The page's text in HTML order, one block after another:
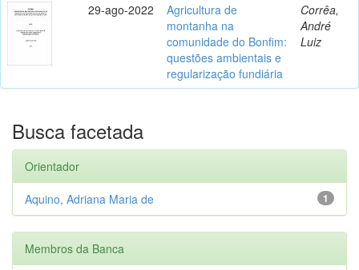
29-ago-2022
Agricultura de
montanha na
comunidade do Bonfim:
questões ambientais e
regularização fundiária
Corrêa,
André
Luiz
Busca facetada
Orientador
1
Aquino, Adriana Maria de
Membros da Banca